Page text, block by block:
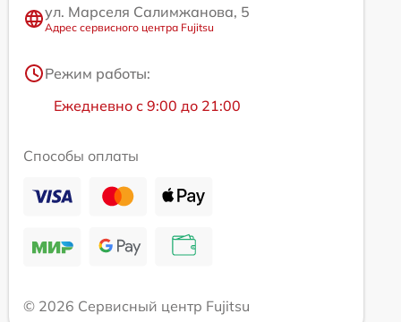
ул. Марселя Салимжанова, 5
Адрес сервисного центра Fujitsu
Режим работы:
Ежедневно с 9:00 до 21:00
Способы оплаты
© 2026 Сервисный центр Fujitsu